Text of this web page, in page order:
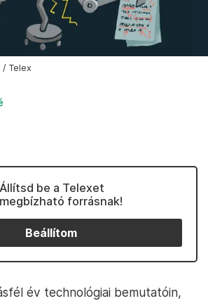
/ Telex
Állítsd be a Telexet
megbízható forrásnak!
Beállítom
év technológiai bemutatóin,